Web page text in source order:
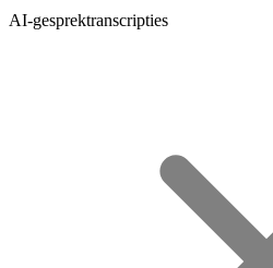
AI-gesprektranscripties